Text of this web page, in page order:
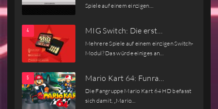
Spiele auf einem einzigen…
MIG Switch: Die erst…
Mehrere Spiele auf einem einzigen Switch-
Modul? Das würde einiges an…
Mario Kart 64: Funra…
Die Fangruppe Mario Kart 64 HD befasst
sich damit, „Mario…